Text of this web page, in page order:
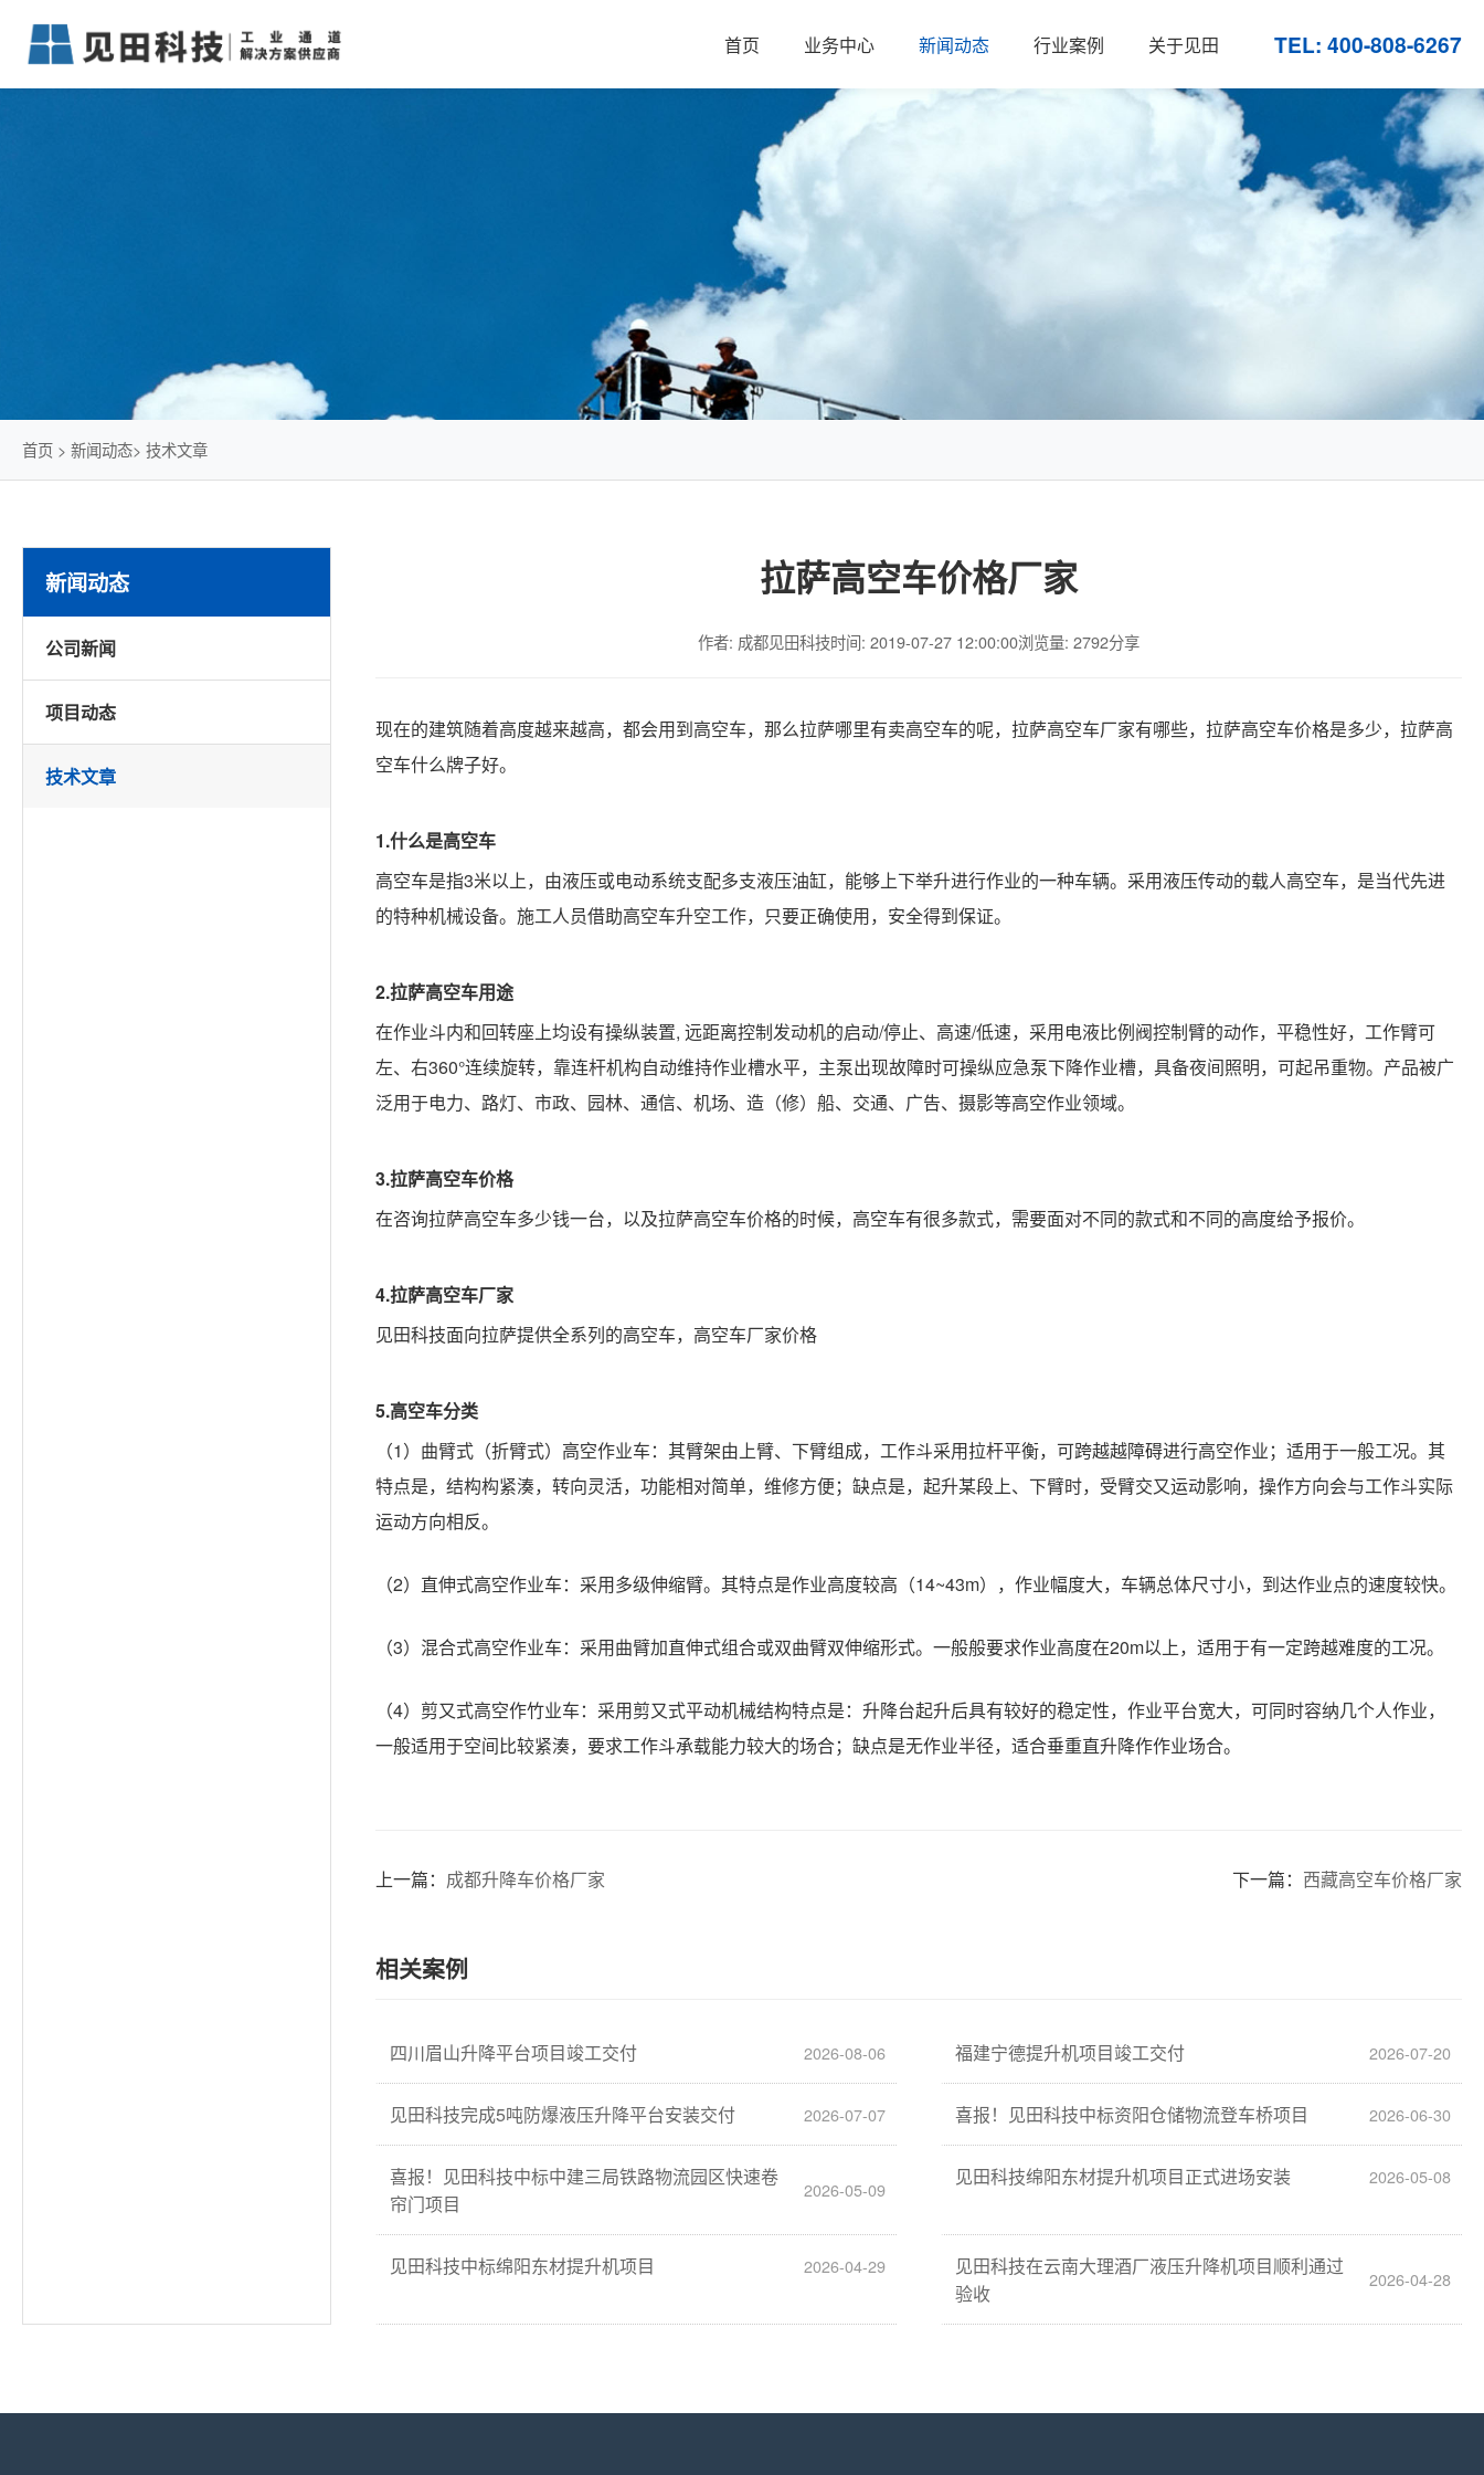
首页 业务中心 新闻动态 行业案例 关于见田 TEL: 400-808-6267
首页 > 新闻动态> 技术文章
新闻动态
公司新闻
项目动态
技术文章
拉萨高空车价格厂家
作者: 成都见田科技时间: 2019-07-27 12:00:00浏览量: 2792分享
现在的建筑随着高度越来越高，都会用到高空车，那么拉萨哪里有卖高空车的呢，拉萨高空车厂家有哪些，拉萨高空车价格是多少，拉萨高
空车什么牌子好。
1.什么是高空车
高空车是指3米以上，由液压或电动系统支配多支液压油缸，能够上下举升进行作业的一种车辆。采用液压传动的载人高空车，是当代先进
的特种机械设备。施工人员借助高空车升空工作，只要正确使用，安全得到保证。
2.拉萨高空车用途
在作业斗内和回转座上均设有操纵装置, 远距离控制发动机的启动/停止、高速/低速，采用电液比例阀控制臂的动作，平稳性好，工作臂可
左、右360°连续旋转，靠连杆机构自动维持作业槽水平，主泵出现故障时可操纵应急泵下降作业槽，具备夜间照明，可起吊重物。产品被广
泛用于电力、路灯、市政、园林、通信、机场、造（修）船、交通、广告、摄影等高空作业领域。
3.拉萨高空车价格
在咨询拉萨高空车多少钱一台，以及拉萨高空车价格的时候，高空车有很多款式，需要面对不同的款式和不同的高度给予报价。
4.拉萨高空车厂家
见田科技面向拉萨提供全系列的高空车，高空车厂家价格
5.高空车分类
（1）曲臂式（折臂式）高空作业车：其臂架由上臂、下臂组成，工作斗采用拉杆平衡，可跨越越障碍进行高空作业；适用于一般工况。其
特点是，结构构紧湊，转向灵活，功能相对简单，维修方便；缺点是，起升某段上、下臂时，受臂交又运动影响，操作方向会与工作斗实际
运动方向相反。
（2）直伸式高空作业车：采用多级伸缩臂。其特点是作业高度较高（14~43m），作业幅度大，车辆总体尺寸小，到达作业点的速度较快。
（3）混合式高空作业车：采用曲臂加直伸式组合或双曲臂双伸缩形式。一般般要求作业高度在20m以上，适用于有一定跨越难度的工况。
（4）剪又式高空作竹业车：采用剪又式平动机械结构特点是：升降台起升后具有较好的稳定性，作业平台宽大，可同时容纳几个人作业，
一般适用于空间比较紧湊，要求工作斗承载能力较大的场合；缺点是无作业半径，适合垂重直升降作作业场合。
上一篇： 成都升降车价格厂家 下一篇： 西藏高空车价格厂家
相关案例
四川眉山升降平台项目竣工交付 2026-08-06 福建宁德提升机项目竣工交付 2026-07-20
见田科技完成5吨防爆液压升降平台安装交付 2026-07-07 喜报！见田科技中标资阳仓储物流登车桥项目 2026-06-30
喜报！见田科技中标中建三局铁路物流园区快速卷
帘门项目
2026-05-09
见田科技绵阳东材提升机项目正式进场安装 2026-05-08
见田科技中标绵阳东材提升机项目 2026-04-29
见田科技在云南大理酒厂液压升降机项目顺利通过
验收
2026-04-28